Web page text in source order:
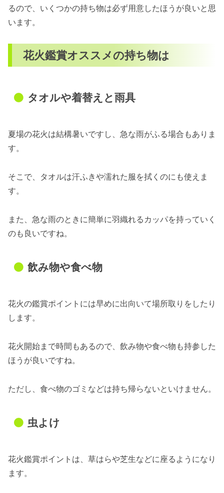
るので、いくつかの持ち物は必ず用意したほうが良いと思
います。
花火鑑賞オススメの持ち物は
タオルや着替えと雨具
夏場の花火は結構暑いですし、急な雨がふる場合もありま
す。
そこで、タオルは汗ふきや濡れた服を拭くのにも使えま
す。
また、急な雨のときに簡単に羽織れるカッパを持っていく
のも良いですね。
飲み物や食べ物
花火の鑑賞ポイントには早めに出向いて場所取りをしたり
します。
花火開始まで時間もあるので、飲み物や食べ物も持参した
ほうが良いですね。
ただし、食べ物のゴミなどは持ち帰らないといけません。
虫よけ
花火鑑賞ポイントは、草はらや芝生などに座るようになり
ます。